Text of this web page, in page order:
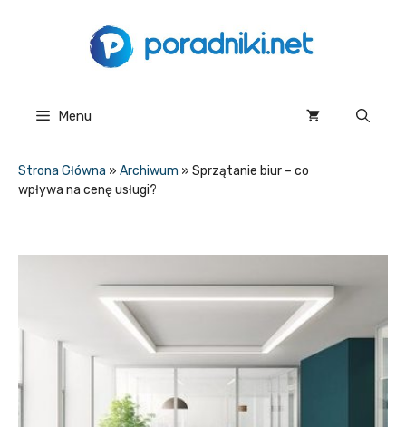
Menu
Strona Główna » Archiwum » Sprzątanie biur – co
wpływa na cenę usługi?